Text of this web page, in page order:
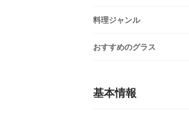
料理ジャンル
おすすめのグラス
基本情報